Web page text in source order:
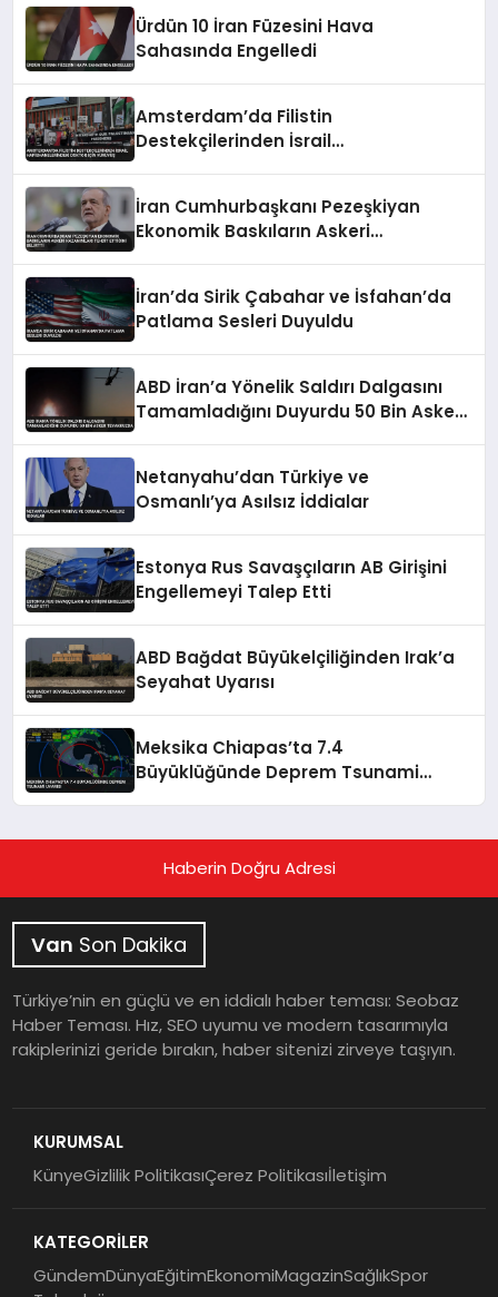
Ürdün 10 İran Füzesini Hava
Sahasında Engelledi
Amsterdam’da Filistin
Destekçilerinden İsrail
İran Cumhurbaşkanı Pezeşkiyan
Ekonomik Baskıların Askeri
İran’da Sirik Çabahar ve İsfahan’da
Patlama Sesleri Duyuldu
ABD İran’a Yönelik Saldırı Dalgasını
Tamamladığını Duyurdu 50 Bin Asker
Netanyahu’dan Türkiye ve
Osmanlı’ya Asılsız İddialar
Estonya Rus Savaşçıların AB Girişini
Engellemeyi Talep Etti
ABD Bağdat Büyükelçiliğinden Irak’a
Seyahat Uyarısı
Meksika Chiapas’ta 7.4
Büyüklüğünde Deprem Tsunami
Haberin Doğru Adresi
Van Son Dakika
Türkiye’nin en güçlü ve en iddialı haber teması: Seobaz
Haber Teması. Hız, SEO uyumu ve modern tasarımıyla
rakiplerinizi geride bırakın, haber sitenizi zirveye taşıyın.
KURUMSAL
KünyeGizlilik PolitikasıÇerez Politikasıİletişim
KATEGORİLER
GündemDünyaEğitimEkonomiMagazinSağlıkSpor